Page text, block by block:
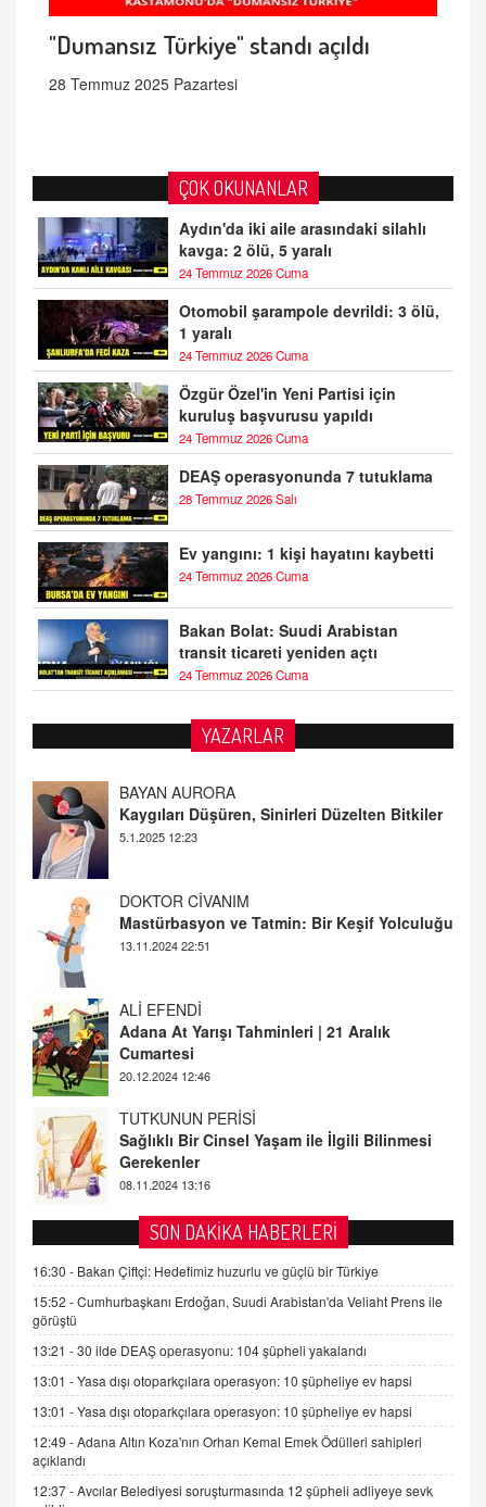
"Dumansız Türkiye" standı açıldı
28 Temmuz 2025 Pazartesi
ÇOK OKUNANLAR
Aydın'da iki aile arasındaki silahlı
kavga: 2 ölü, 5 yaralı
24 Temmuz 2026 Cuma
Otomobil şarampole devrildi: 3 ölü,
1 yaralı
24 Temmuz 2026 Cuma
Özgür Özel'in Yeni Partisi için
kuruluş başvurusu yapıldı
24 Temmuz 2026 Cuma
DEAŞ operasyonunda 7 tutuklama
28 Temmuz 2026 Salı
Ev yangını: 1 kişi hayatını kaybetti
24 Temmuz 2026 Cuma
Bakan Bolat: Suudi Arabistan
transit ticareti yeniden açtı
24 Temmuz 2026 Cuma
YAZARLAR
DOKTOR CİVANIM
Mastürbasyon ve Tatmin: Bir Keşif Yolculuğu
13.11.2024 22:51
ALİ EFENDİ
Adana At Yarışı Tahminleri | 21 Aralık
Cumartesi
TUTKUNUN PERİSİ
Sağlıklı Bir Cinsel Yaşam ile İlgili Bilinmesi
Gerekenler
08.11.2024 13:16
FARUK ÖNALAN
Tezkere Onaylanmasaydı…
2 Kasım 2021 Salı 00:11
AV. DOĞAN CAN DOĞAN
Kişisel verilerin korunması ve dijital hukukun
gelişimi
15.09.2025 16:17
SEHER EREK
Kış Ayları Geldi, Hangi Önlemler Alınmalı?
9.12.2025 10:11
İNCİ GÜL AKÖL
06.07.2026 13:00
SON DAKİKA HABERLERİ
16:30 - Bakan Çiftçi: Hedefimiz huzurlu ve güçlü bir Türkiye
15:52 -Cumhurbaşkanı Erdoğan, Suudi Arabistan'da Veliaht Prens ile
görüştü
13:21 -30 ilde DEAŞ operasyonu: 104 şüpheli yakalandı
13:01 -Yasa dışı otoparkçılara operasyon: 10 şüpheliye ev hapsi
13:01 -Yasa dışı otoparkçılara operasyon: 10 şüpheliye ev hapsi
12:49 -Adana Altın Koza'nın Orhan Kemal Emek Ödülleri sahipleri
açıklandı
12:37 -Avcılar Belediyesi soruşturmasında 12 şüpheli adliyeye sevk